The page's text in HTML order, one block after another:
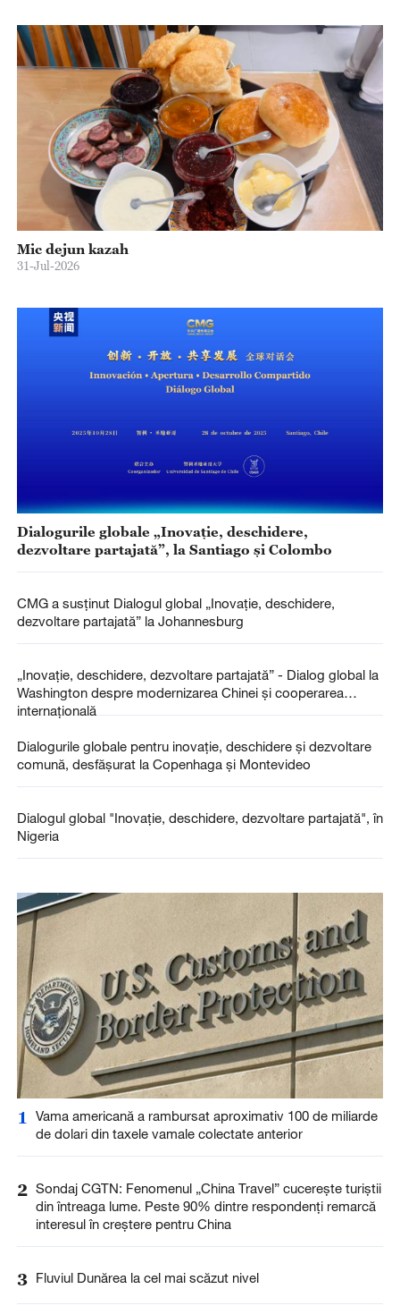
Mic dejun kazah
31-Jul-2026
Dialogurile globale „Inovație, deschidere,
dezvoltare partajată”, la Santiago și Colombo
CMG a susținut Dialogul global „Inovație, deschidere,
dezvoltare partajată” la Johannesburg
„Inovație, deschidere, dezvoltare partajată” - Dialog global la
Washington despre modernizarea Chinei și cooperarea
internațională
Dialogurile globale pentru inovație, deschidere și dezvoltare
comună, desfășurat la Copenhaga și Montevideo
Dialogul global "Inovație, deschidere, dezvoltare partajată", în
Nigeria
1
Vama americană a rambursat aproximativ 100 de miliarde
de dolari din taxele vamale colectate anterior
2 Sondaj CGTN: Fenomenul „China Travel” cucerește turiștii
din întreaga lume. Peste 90% dintre respondenți remarcă
interesul în creștere pentru China
3 Fluviul Dunărea la cel mai scăzut nivel